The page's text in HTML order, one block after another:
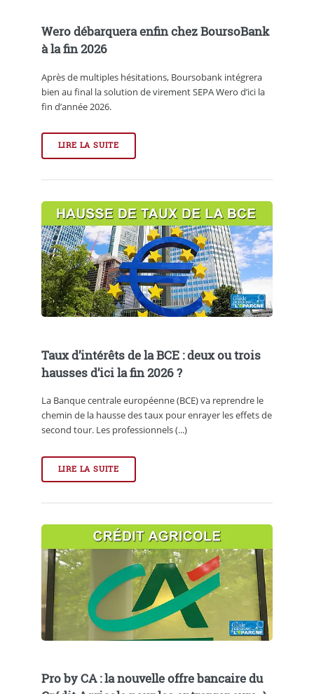
Wero débarquera enfin chez BoursoBank
à la fin 2026
Après de multiples hésitations, Boursobank intégrera
bien au final la solution de virement SEPA Wero d’ici la
fin d’année 2026.
LIRE LA SUITE
Taux d’intérêts de la BCE : deux ou trois
hausses d’ici la fin 2026 ?
La Banque centrale européenne (BCE) va reprendre le
chemin de la hausse des taux pour enrayer les effets de
second tour. Les professionnels (...)
LIRE LA SUITE
Pro by CA : la nouvelle offre bancaire du